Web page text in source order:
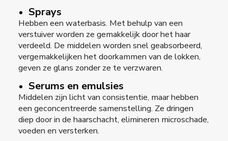
Sprays
Hebben een waterbasis. Met behulp van een
verstuiver worden ze gemakkelijk door het haar
verdeeld. De middelen worden snel geabsorbeerd,
vergemakkelijken het doorkammen van de lokken,
geven ze glans zonder ze te verzwaren.
Serums en emulsies
Middelen zijn licht van consistentie, maar hebben
een geconcentreerde samenstelling. Ze dringen
diep door in de haarschacht, elimineren microschade,
voeden en versterken.